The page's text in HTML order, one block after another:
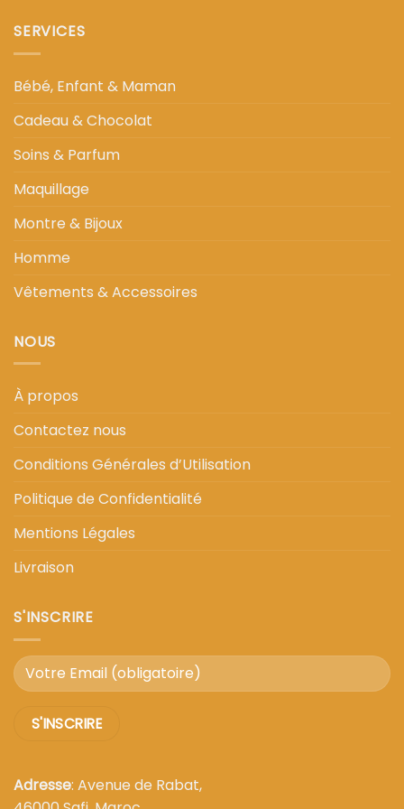
SERVICES
Bébé, Enfant & Maman
Cadeau & Chocolat
Soins & Parfum
Maquillage
Montre & Bijoux
Homme
Vêtements & Accessoires
NOUS
À propos
Contactez nous
Conditions Générales d’Utilisation
Politique de Confidentialité
Mentions Légales
Livraison
S'INSCRIRE
Adresse: Avenue de Rabat,